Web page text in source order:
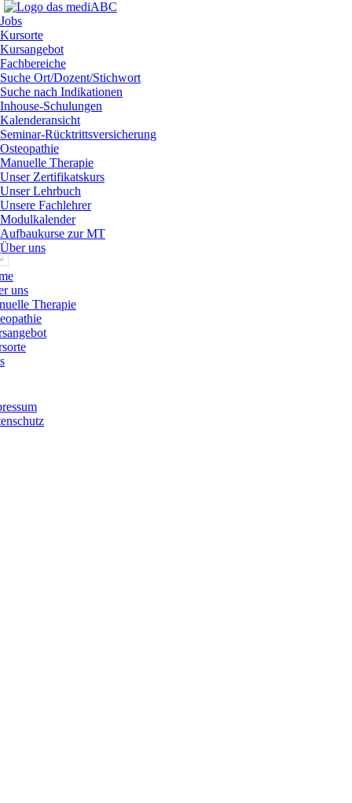
Jobs
Kursorte
Kursangebot
Fachbereiche
Suche Ort/Dozent/Stichwort
Suche nach Indikationen
Inhouse-Schulungen
Kalenderansicht
Seminar-Rücktrittsversicherung
Osteopathie
Manuelle Therapie
Unser Zertifikatskurs
Unser Lehrbuch
Unsere Fachlehrer
Modulkalender
Aufbaukurse zur MT
Über uns
uns
Therapie